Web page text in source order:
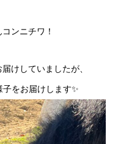
ンニチワ！
届けしていましたが、
子をお届けします✨